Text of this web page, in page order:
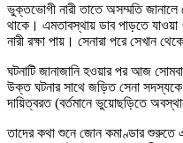
ভুক্তভোগী নারী তাতে অসম্মতি জানালে
থাকে। এমতাবস্থায় ডাব পাড়তে
নারী রক্ষা পায়। সেনারা পরে সেখান
ঘটনাটি জানাজানি হওয়ার পর আজ
উক্ত ঘটনার সাথে জড়িত সেনা সদস্যকে
দায়িত্বরত (বর্তমানে ভুয়োছড়িতে
তাদের কথা শুনে জোন কমাণ্ডার শুরুতে